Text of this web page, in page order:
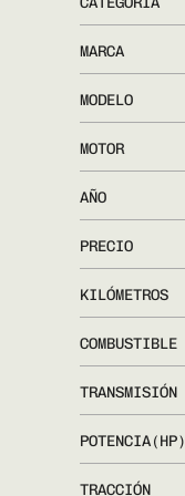
MARCA
MODELO
MOTOR
AÑO
PRECIO
KILÓMETROS
COMBUSTIBLE
TRANSMISIÓN
POTENCIA(HP)
TRACCIÓN